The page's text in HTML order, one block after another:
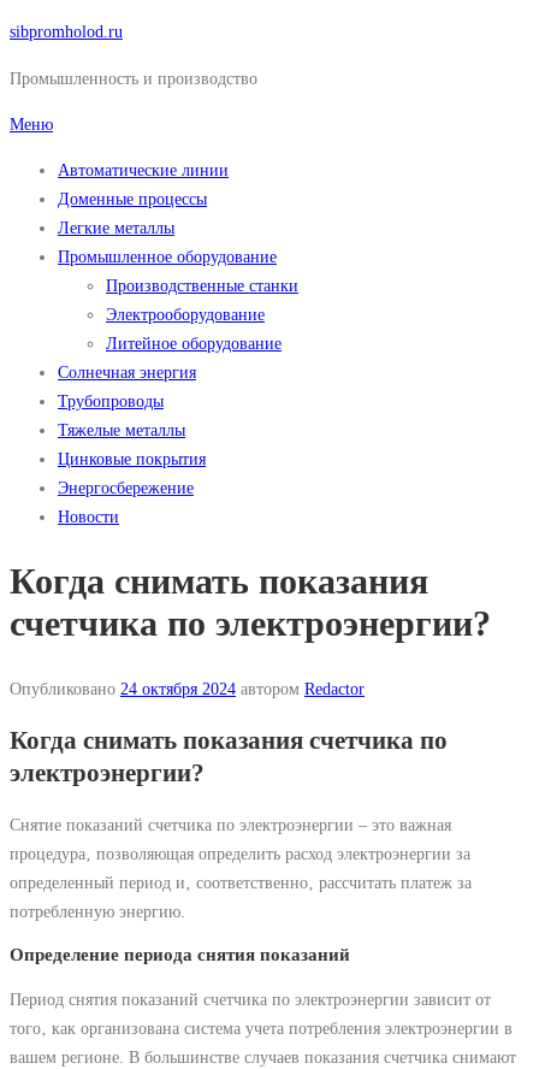
Перейти
содержимому
sibpromholod.ru
Промышленность и производство
Меню
Автоматические линии
Доменные процессы
Легкие металлы
Промышленное оборудование
Производственные станки
Электрооборудование
Литейное оборудование
Солнечная энергия
Трубопроводы
Тяжелые металлы
Цинковые покрытия
Энергосбережение
Новости
Когда снимать показания
счетчика по электроэнергии?
Опубликовано 24 октября 2024 автором Redactor
Когда снимать показания счетчика по
электроэнергии?
Снятие показаний счетчика по электроэнергии – это важная
процедура‚ позволяющая определить расход электроэнергии за
определенный период и‚ соответственно‚ рассчитать платеж за
потребленную энергию.
Определение периода снятия показаний
Период снятия показаний счетчика по электроэнергии зависит от
того‚ как организована система учета потребления электроэнергии в
вашем регионе. В большинстве случаев показания счетчика снимают